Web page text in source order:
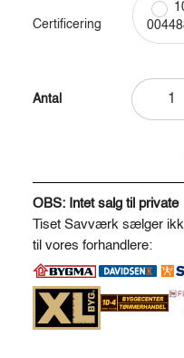
Certificering
A
l
t
e
r
n
t
OBS: Intet salg til private
Tiset Savværk sælger
til vores forhandlere: